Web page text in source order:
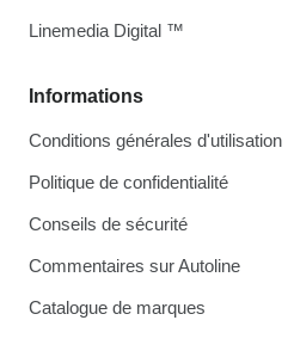
Informations
Conditions générales d'utilisation
Politique de confidentialité
Conseils de sécurité
Commentaires sur Autoline
Catalogue de marques
Linemedia Digital ™